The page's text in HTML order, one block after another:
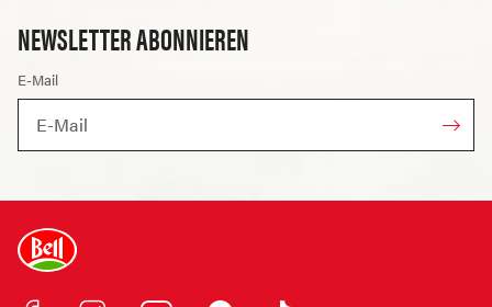
NEWSLETTER ABONNIEREN
E-Mail